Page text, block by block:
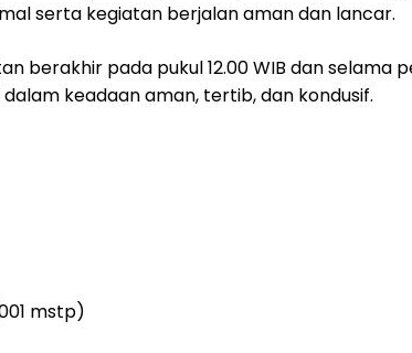
serta kegiatan berjalan aman dan lancar.
berakhir pada pukul 12.00 WIB dan selama
dalam keadaan aman, tertib, dan kondusif.
mstp)